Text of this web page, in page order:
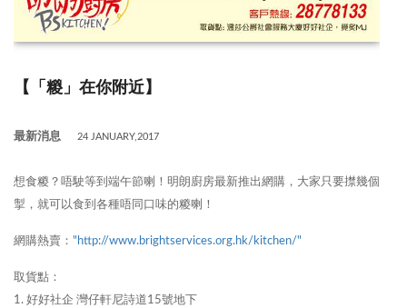
【「糉」在你附近】
最新消息 24 JANUARY,2017
想食糉？唔駛等到端午節喇！明朗廚房最新推出網購，大家只要㩒幾個
掣，就可以食到各種唔同口味的糉喇！
網購熱賣： "http://www.brightservices.org.hk/kitchen/"
取貨點：
1. 好好社企 灣仔軒尼詩道15號地下